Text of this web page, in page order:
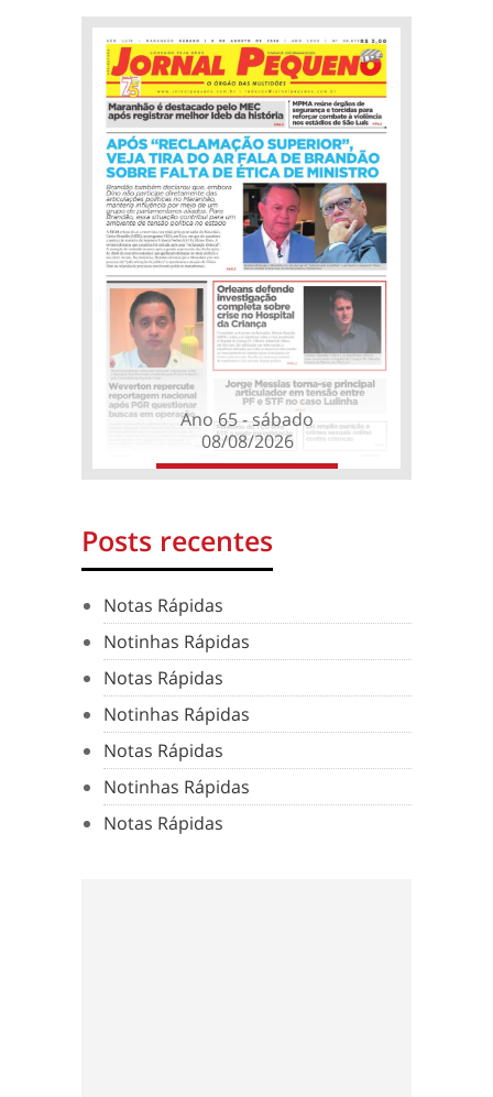
Ano 65 - sábado
08/08/2026
Posts recentes
Notas Rápidas
Notinhas Rápidas
Notas Rápidas
Notinhas Rápidas
Notas Rápidas
Notinhas Rápidas
Notas Rápidas